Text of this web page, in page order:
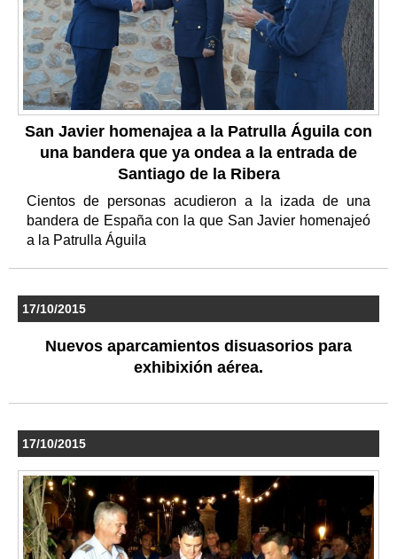
San Javier homenajea a la Patrulla Águila con
una bandera que ya ondea a la entrada de
Santiago de la Ribera
Cientos de personas acudieron a la izada de una
bandera de España con la que San Javier homenajeó
a la Patrulla Águila
17/10/2015
Nuevos aparcamientos disuasorios para
exhibixión aérea.
17/10/2015